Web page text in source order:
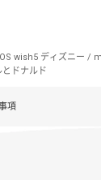
wish5 ディズニー /
ドナルド
項